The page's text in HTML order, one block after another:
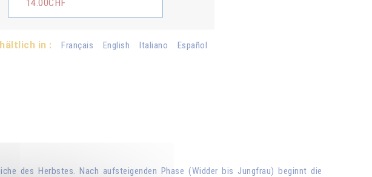
14.00CHF
in : Français English Italiano Español
des Herbstes. Nach aufsteigenden Phase (Widder bis Jungfrau) beginnt die